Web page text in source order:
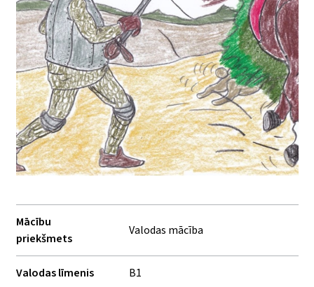
Mācību
priekšmets
Valodas mācība
Valodas līmenis B1